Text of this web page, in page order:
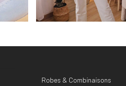
Robes & Combinaisons